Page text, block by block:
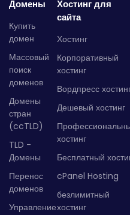
Домены
Купить
домен
Массовый
поиск
доменов
Домены
стран
(ccTLD)
TLD -
Домены
Перенос
доменов
Управление
Хостинг для
сайта
Хостинг
Корпоративный
хостинг
Вордпресс
Дешевый хостинг
хостинг
Бесплатный
cPanel Hosting
безлимитный
хостинг